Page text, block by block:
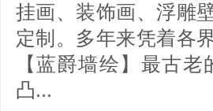
挂画、装饰画、浮雕
定制。多年来凭着各
【蓝爵墙绘】最古
凸...